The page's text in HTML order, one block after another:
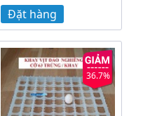
Đặt hàng
36.7%